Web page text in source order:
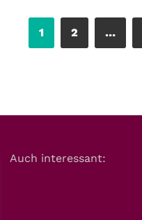
1 2 …
Auch interessant: